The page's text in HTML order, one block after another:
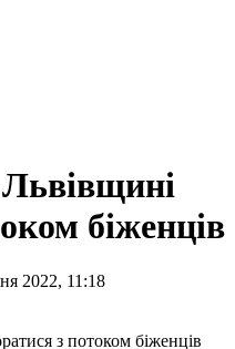
біженців
2022, 11:18